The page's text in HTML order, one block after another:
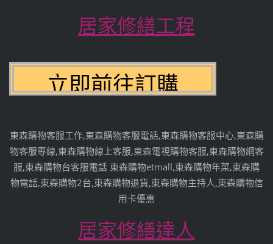
居家修繕工程
東森購物客服工作,東森購物客服電話,東森購物客服中心,東森購
物客服專線,東森購物線上客服,東森電視購物客服,東森購物網客
服,東森購物台客服電話 東森購物etmall,東森購物年菜,東森購
物電話,東森購物2台,東森購物退貨,東森購物主持人,東森購物信
用卡優惠
居家修繕達人